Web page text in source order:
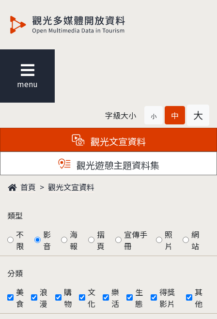
menu
字級大小 小 中 大
觀光文宣資料
觀光遊憩主題資料集
首頁 觀光文宣資料
類型
不
限
影
音
海
報
摺
頁
宣傳手
冊
照
片
網
站
分類
美
食
浪
漫
購
物
文
化
樂
活
生
態
得獎
影片
其
他